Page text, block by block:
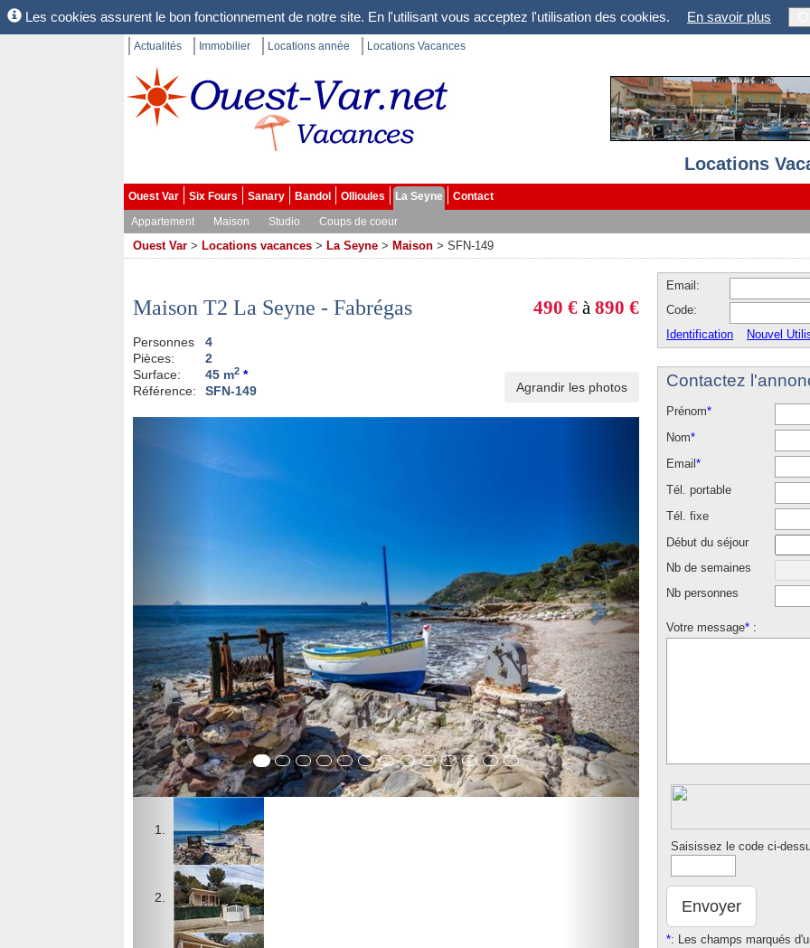
Les cookies assurent le bon fonctionnement de notre site. En l'utilisant vous acceptez l'utilisation des cookies. En savoir plus
Actualités Immobilier Locations année Locations Vacances
Locations
Ouest Var Six Fours Sanary Bandol Ollioules La Seyne
Contact
Appartement
Maison Studio Coups de coeur
Ouest Var > Locations vacances > La Seyne > Maison > SFN-149
490 € à 890 €
Maison T2 La Seyne - Fabrégas
Personnes
4
Pièces:
2
Surface:
45 m2 *
Référence:
SFN-149 Agrandir les photos
Email:
Code:
Identification
Nouvel
Contactez
Prénom*
Nom*
Email *
Tél. portable
Tél. fixe
Début du séjour
Nb de semaines
Nb personnes
Votre message* :
Saisissez le code ci-
Envoyer
*: Les champs marqués